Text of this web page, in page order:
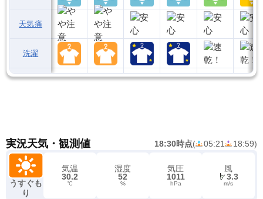
天気痛
洗濯
実況天気・観測値 18:30時点( 05:21 18:59)
うすぐも
り
気温
30.2
℃
湿度
52
%
気圧
1011
hPa
風
3.3
m/s